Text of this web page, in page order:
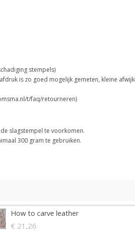
stempels)
is zo goed mogelijk gemeten, kleine
t/faq/retourneren)
slagstempel te voorkomen.
300 gram te gebruiken.
How to carve leather
€ 21,26